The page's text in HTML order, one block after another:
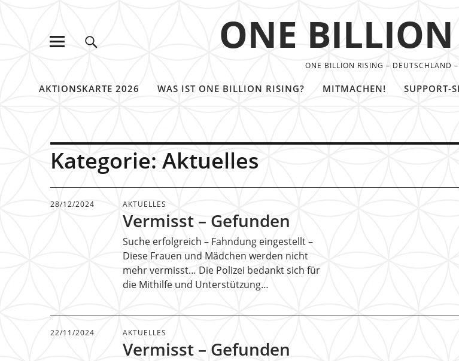
ONE
ONE BILLION RISING – DEUTSCHLAND
AKTIONSKARTE 2026 WAS IST ONE BILLION RISING? MITMACHEN! SUPPORT-
Kategorie: Aktuelles
28/12/2024 AKTUELLES
Vermisst – Gefunden
Suche erfolgreich – Fahndung eingestellt –
Diese Frauen und Mädchen werden nicht
mehr vermisst… Die Polizei bedankt sich für
die Mithilfe und Unterstützung…
22/11/2024 AKTUELLES
Vermisst – Gefunden